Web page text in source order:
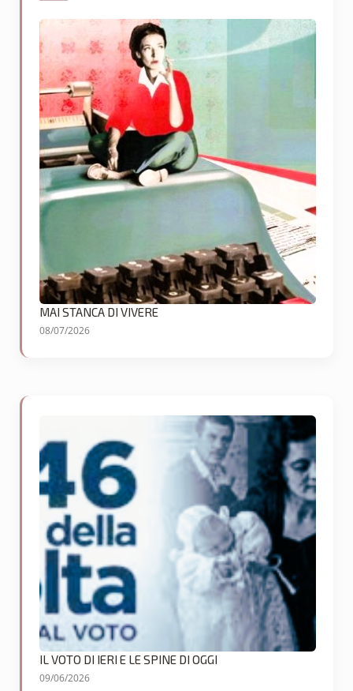
MAI STANCA DI VIVERE
08/07/2026
IL VOTO DI IERI E LE SPINE DI OGGI
09/06/2026